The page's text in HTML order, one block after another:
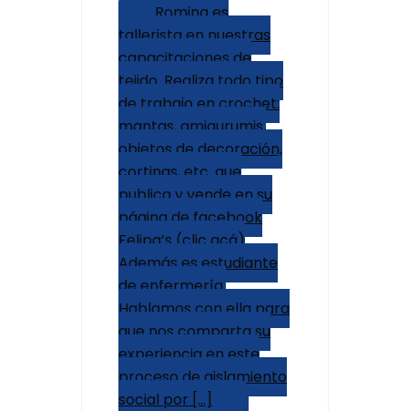
Romina es
tallerista en nuestras
capacitaciones de
tejido. Realiza todo tipo
de trabajo en crochet:
mantas, amigurumis,
objetos de decoración,
cortinas, etc. que
publica y vende en su
página de facebook
Felipa’s (clic acá)
Además es estudiante
de enfermería.
Hablamos con ella para
que nos comparta su
experiencia en este
proceso de aislamiento
social por […]